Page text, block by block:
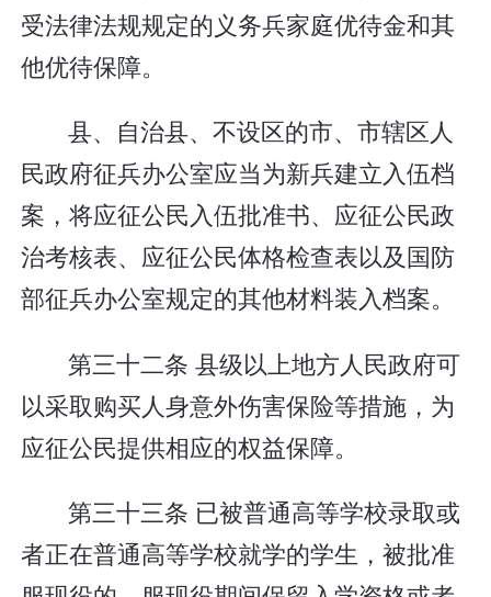
受法律法规规定的义务兵家庭优待金和其
他优待保障。
县、自治县、不设区的市、市辖区人
民政府征兵办公室应当为新兵建立入伍档
案，将应征公民入伍批准书、应征公民政
治考核表、应征公民体格检查表以及国防
部征兵办公室规定的其他材料装入档案。
第三十二条 县级以上地方人民政府可
以采取购买人身意外伤害保险等措施，为
应征公民提供相应的权益保障。
第三十三条 已被普通高等学校录取或
者正在普通高等学校就学的学生，被批准